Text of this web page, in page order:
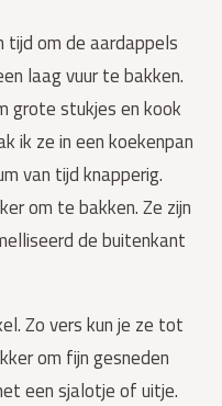
tijd om de aardappels
laag vuur te bakken.
grote stukjes en kook
ik ze in een koekenpan
van tijd knapperig.
om te bakken. Ze zijn
de buitenkant
Zo vers kun je ze tot
om fijn gesneden
een sjalotje of uitje.